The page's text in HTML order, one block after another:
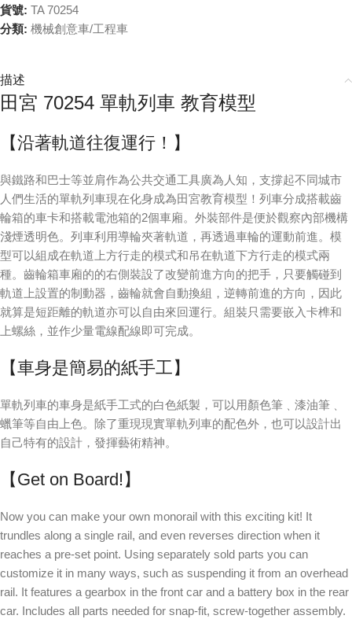
貨號: TA 70254
分類: 機械創意車/工程車
描述
田宮 70254 單軌列車 教育模型
【沿著軌道往復運行！】
與鐵路和巴士等並肩作為公共交通工具廣為人知，支撐起不同城市
人們生活的單軌列車現在化身成為田宮教育模型！列車分成搭載齒
輪箱的車卡和搭載電池箱的2個車廂。外裝部件是便於觀察內部機構
淺煙透明色。列車利用導輪夾著軌道，再透過車輪的運動前進。模
型可以組成在軌道上方行走的模式和吊在軌道下方行走的模式兩
種。齒輪箱車廂的的右側裝設了改變前進方向的把手，只要觸碰到
軌道上設置的制動器，齒輪就會自動換組，逆轉前進的方向，因此
就算是短距離的軌道亦可以自由來回運行。組裝只需要嵌入卡榫和
上螺絲，並作少量電線配線即可完成。
【車身是簡易的紙手工】
單軌列車的車身是紙手工式的白色紙製，可以用顏色筆﹑漆油筆﹑
蠟筆等自由上色。除了重現現實單軌列車的配色外，也可以設計出
自己特有的設計，發揮藝術精神。
【Get on Board!】
Now you can make your own monorail with this exciting kit! It
trundles along a single rail, and even reverses direction when it
reaches a pre-set point. Using separately sold parts you can
customize it in many ways, such as suspending it from an overhead
rail. It features a gearbox in the front car and a battery box in the rear
car. Includes all parts needed for snap-fit, screw-together assembly.